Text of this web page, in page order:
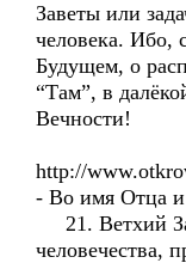
Заветы или
человека. Ибо,
Будущем, о
“Там”, в
Вечности!
http://
- Во имя Отца
21. Ветхий
человечества,